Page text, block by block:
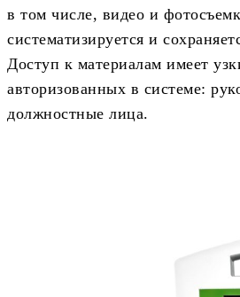
в том числе, видео и
систематизируется и
Доступ к материалам имеет
авторизованных в системе:
должностные лица.